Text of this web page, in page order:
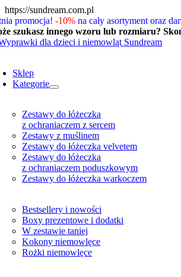
https://sundream.com.pl
to
content
promocja!-10% na cały asortyment oraz
szukasz innego wzoru lub rozmiaru?
Sklep
Kategorie
Zestawy do łóżeczka
z ochraniaczem z sercem
Zestawy z muślinem
Zestawy do łóżeczka velvetem
Zestawy do łóżeczka
z ochraniaczem poduszkowym
Zestawy do łóżeczka warkoczem
Bestsellery i nowości
Boxy prezentowe i dodatki
W zestawie taniej
Kokony niemowlęce
Rożki niemowlęce